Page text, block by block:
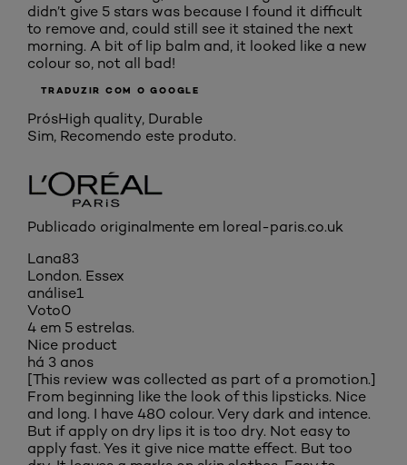
didn’t give 5 stars was because I found it difficult
to remove and, could still see it stained the next
morning. A bit of lip balm and, it looked like a new
colour so, not all bad!
TRADUZIR COM O GOOGLE
PrósHigh quality, Durable
Sim, Recomendo este produto.
Publicado originalmente em loreal-paris.co.uk
Lana83
London. Essex
análise1
Voto0
4 em 5 estrelas.
Nice product
há 3 anos
[This review was collected as part of a promotion.]
From beginning like the look of this lipsticks. Nice
and long. I have 480 colour. Very dark and intence.
But if apply on dry lips it is too dry. Not easy to
apply fast. Yes it give nice matte effect. But too